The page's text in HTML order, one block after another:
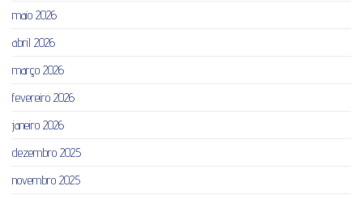
maio 2026
abril 2026
março 2026
fevereiro 2026
janeiro 2026
dezembro 2025
novembro 2025